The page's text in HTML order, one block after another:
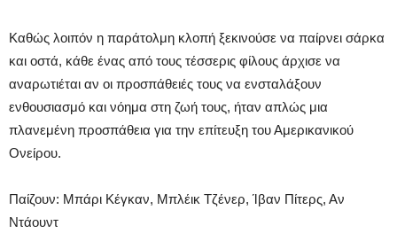
Καθώς λοιπόν η παράτολμη κλοπή ξεκινούσε να παίρνει σάρκα
και οστά, κάθε ένας από τους τέσσερις φίλους άρχισε να
αναρωτιέται αν οι προσπάθειές τους να ενσταλάξουν
ενθουσιασμό και νόημα στη ζωή τους, ήταν απλώς μια
πλανεμένη προσπάθεια για την επίτευξη του Αμερικανικού
Ονείρου.
Παίζουν: Μπάρι Κέγκαν, Μπλέικ Τζένερ, Ίβαν Πίτερς, Αν
Ντάουντ